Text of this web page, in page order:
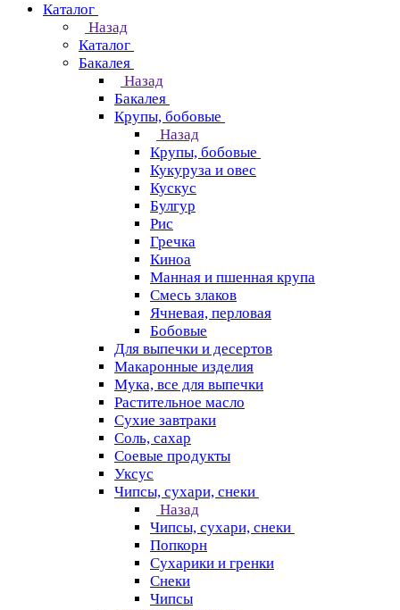
Каталог
Назад
Каталог
Бакалея
Назад
Бакалея
Крупы, бобовые
Назад
Крупы, бобовые
Кукуруза и овес
Кускус
Булгур
Рис
Гречка
Киноа
Манная и пшенная крупа
Смесь злаков
Ячневая, перловая
Бобовые
Для выпечки и десертов
Макаронные изделия
Мука, все для выпечки
Растительное масло
Сухие завтраки
Соль, сахар
Соевые продукты
Уксус
Чипсы, сухари, снеки
Назад
Чипсы, сухари, снеки
Попкорн
Сухарики и гренки
Снеки
Чипсы